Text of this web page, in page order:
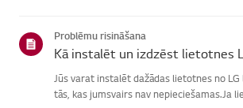
Problēmu risināšana
Kā instalēt un izdzēst lietotnes
Jūs varat instalēt dažādas lietotnes no
tās, kas jumsvairs nav nepieciešamas.Ja